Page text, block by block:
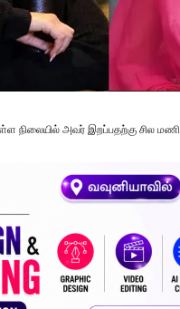
நிலையில் அவர் இறப்பதற்கு சில மணி